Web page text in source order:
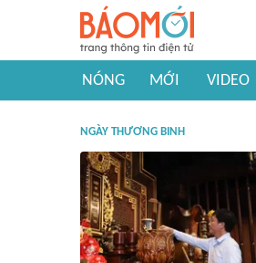
NÓNG MỚI VIDEO
NGÀY THƯƠNG BINH